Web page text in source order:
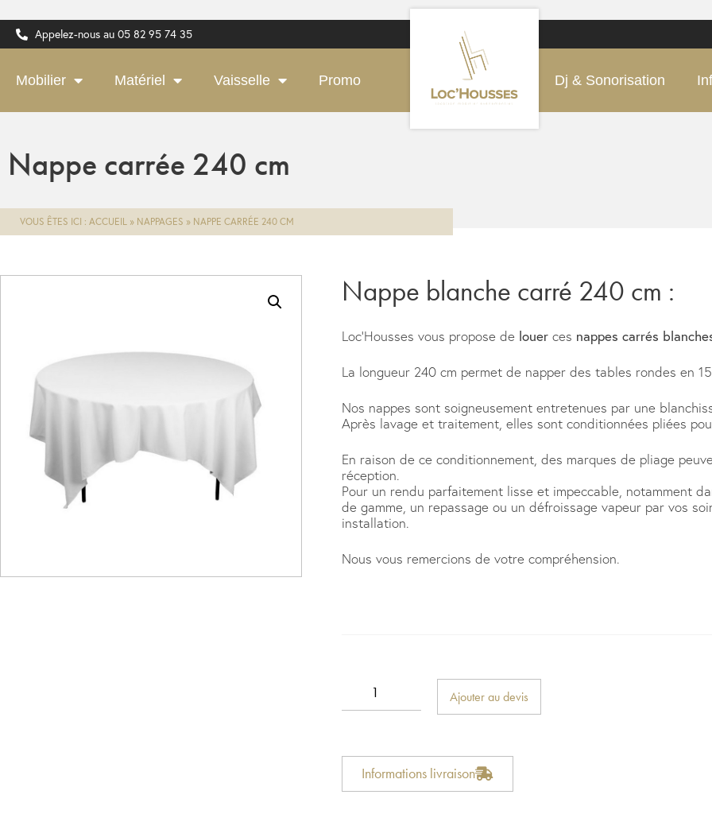
Appelez-nous au 05 82 95 74 35
Mobilier Matériel Vaisselle Promo Dj & Sonorisation
Nappe carrée 240 cm
VOUS ÊTES ICI : ACCUEIL » NAPPAGES » NAPPE CARRÉE 240 CM
Nappe blanche carré 240 cm :
Loc’Housses vous propose de louerces nappes carrés
La longueur 240 cm permet de napper des tables rondes en
Nos nappes sont soigneusement entretenues par une
Après lavage et traitement, elles sont conditionnées pliées
En raison de ce conditionnement, des marques de pliage
réception.
Pour un rendu parfaitement lisse et impeccable, notamment
de gamme, un repassage ou un défroissage vapeur par vos
installation.
Nous vous remercions de votre compréhension.
Ajouter au devis
Informations livraison